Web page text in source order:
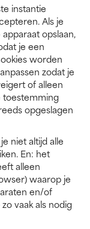
instantie
Als je
opslaan,
je een
worden
zodat je
of alleen
toestemming
opgeslagen
niet altijd alle
En: het
alleen
waarop je
en/of
vaak als nodig